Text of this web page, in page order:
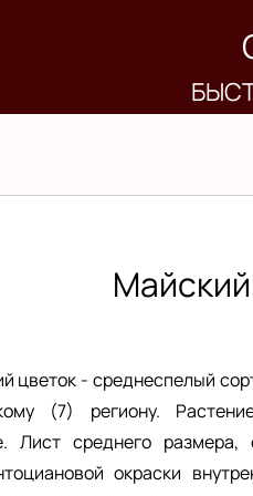
цветок - среднеспелый
(7) региону.
Лист среднего
окраски